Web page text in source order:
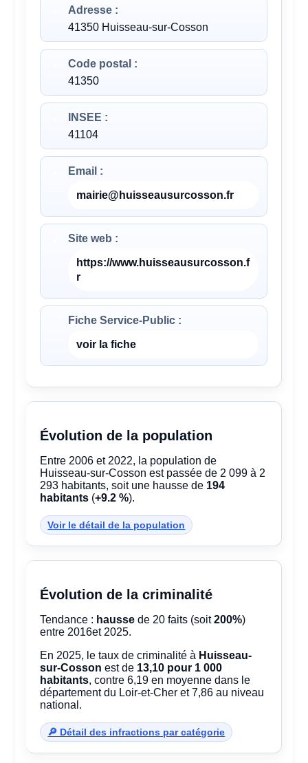
Adresse :
41350 Huisseau-sur-Cosson
Code postal :
41350
INSEE :
41104
Email :
mairie@huisseausurcosson.fr
Site web :
https://www.huisseausurcosson.f
r
Fiche Service-Public :
voir la fiche
Évolution de la population
Entre 2006 et 2022, la population de
Huisseau-sur-Cosson est passée de 2 099 à 2
293 habitants, soit une hausse de 194
habitants (+9.2 %).
Voir le détail de la population
Évolution de la criminalité
Tendance : hausse de 20 faits (soit200%)
entre 2016et 2025.
En 2025, le taux de criminalité à Huisseau-
sur-Cosson est de 13,10 pour 1 000
habitants, contre 6,19 en moyenne dans le
département du Loir-et-Cher et 7,86 au niveau
national.
🔎 Détail des infractions par catégorie